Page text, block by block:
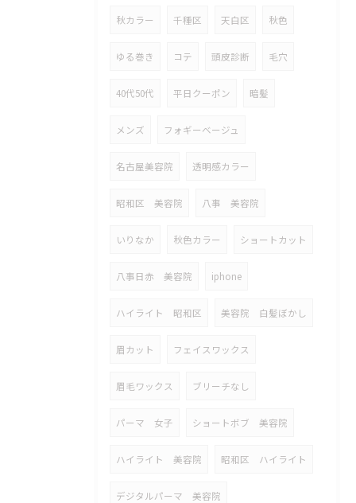
秋カラー 千種区 天白区 秋色
ゆる巻き コテ 頭皮診断 毛穴
40代50代 平日クーポン 暗髪
メンズ フォギーベージュ
名古屋美容院 透明感カラー
昭和区 美容院 八事 美容院
いりなか 秋色カラー ショートカット
八事日赤 美容院 iphone
ハイライト 昭和区 美容院 白髪ぼかし
眉カット フェイスワックス
眉毛ワックス ブリーチなし
パーマ 女子 ショートボブ 美容院
ハイライト 美容院 昭和区 ハイライト
デジタルパーマ 美容院